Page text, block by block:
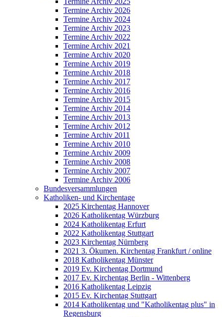
Termine Archiv 2026
Termine Archiv 2024
Termine Archiv 2023
Termine Archiv 2022
Termine Archiv 2021
Termine Archiv 2020
Termine Archiv 2019
Termine Archiv 2018
Termine Archiv 2017
Termine Archiv 2016
Termine Archiv 2015
Termine Archiv 2014
Termine Archiv 2013
Termine Archiv 2012
Termine Archiv 2011
Termine Archiv 2010
Termine Archiv 2009
Termine Archiv 2008
Termine Archiv 2007
Termine Archiv 2006
Bundesversammlungen
Katholiken- und Kirchentage
2025 Kirchentag Hannover
2026 Katholikentag Würzburg
2024 Katholikentag Erfurt
2022 Katholikentag Stuttgart
2023 Kirchentag Nürnberg
2021 3. Ökumen. Kirchentag Frankfurt / online
2018 Katholikentag Münster
2019 Ev. Kirchentag Dortmund
2017 Ev. Kirchentag Berlin - Wittenberg
2016 Katholikentag Leipzig
2015 Ev. Kirchentag Stuttgart
2014 Katholikentag und "Katholikentag plus" in
Regensburg